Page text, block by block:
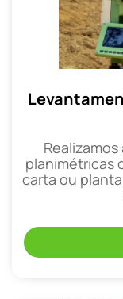
planimétricas
carta ou